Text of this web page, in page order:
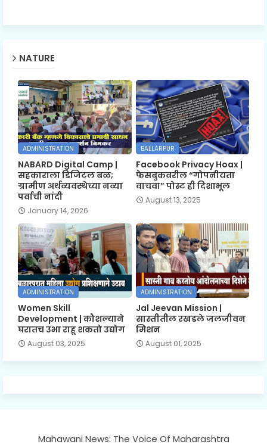
NATURE
ADMINISTRATION
NABARD Digital Camp |
सहकाराला डिजिटल बळ;
ग्रामीण अर्थव्यवस्थेच्या नव्या
पर्वाची नांदी
January 14, 2026
BALLARPUR
Facebook Privacy Hoax |
फेसबुकवरील “गोपनीयता
वाचवा” पोस्ट ही दिशाभूल
August 13, 2025
ADMINISTRATION
Women Skill
Development | कौशल्याने
घरातच उभा राहू शकतो उद्योग
August 03, 2025
ADMINISTRATION
Jal Jeevan Mission |
सास्तीतील रखडले जलजीवन
मिशन
August 01, 2025
Mahawani News: The Voice Of Maharashtra